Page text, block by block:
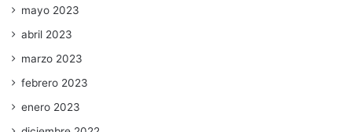
mayo 2023
abril 2023
marzo 2023
febrero 2023
enero 2023